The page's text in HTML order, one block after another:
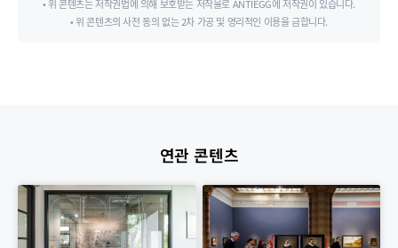
• 위 콘텐츠는 저작권법에 의해 보호받는 저작물로 ANTIEGG에 저작권이 있습니다.
• 위 콘텐츠의 사전 동의 없는 2차 가공 및 영리적인 이용을 금합니다.
연관 콘텐츠